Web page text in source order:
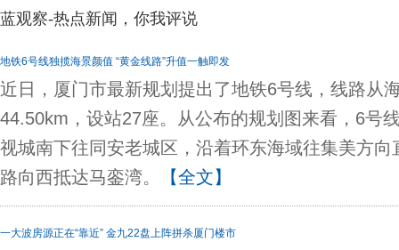
蓝观察-热点新闻，你我评说
地铁6号线独揽海景颜值 “黄金线路”升值一触即发
近日，厦门市最新规划提出了地铁6号线，线路从
44.50km，设站27座。从公布的规划图来看，6号
视城南下往同安老城区，沿着环东海域往集美方
路向西抵达马銮湾。
【全文】
一大波房源正在“靠近” 金九22盘上阵拼杀厦门楼市